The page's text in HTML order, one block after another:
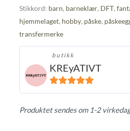
12
cm
antall
Stikkord: barn, barneklær, DFT,
hjemmelaget, hobby, påske,
transfermerke
butikk
KREyATIVT
5ut av 5
Produktet sendes om 1-2